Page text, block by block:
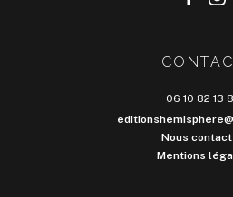
06 10 82 13
Nous
Mentions